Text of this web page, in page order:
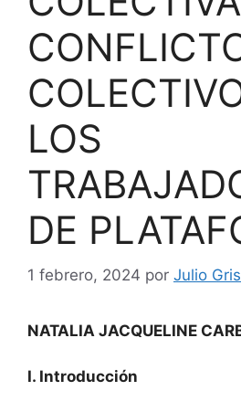
LOS
DE
1 febrero, 2024 por Julio
NATALIA JACQUELINE
I. Introducción